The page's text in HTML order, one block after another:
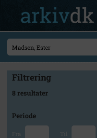
Filtrering
8 resultater
Periode
Fra Til